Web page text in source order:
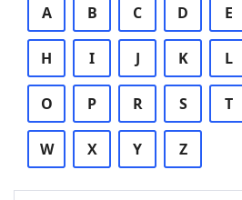
A B C D E
H I J K L
O P R S T
W X Y Z